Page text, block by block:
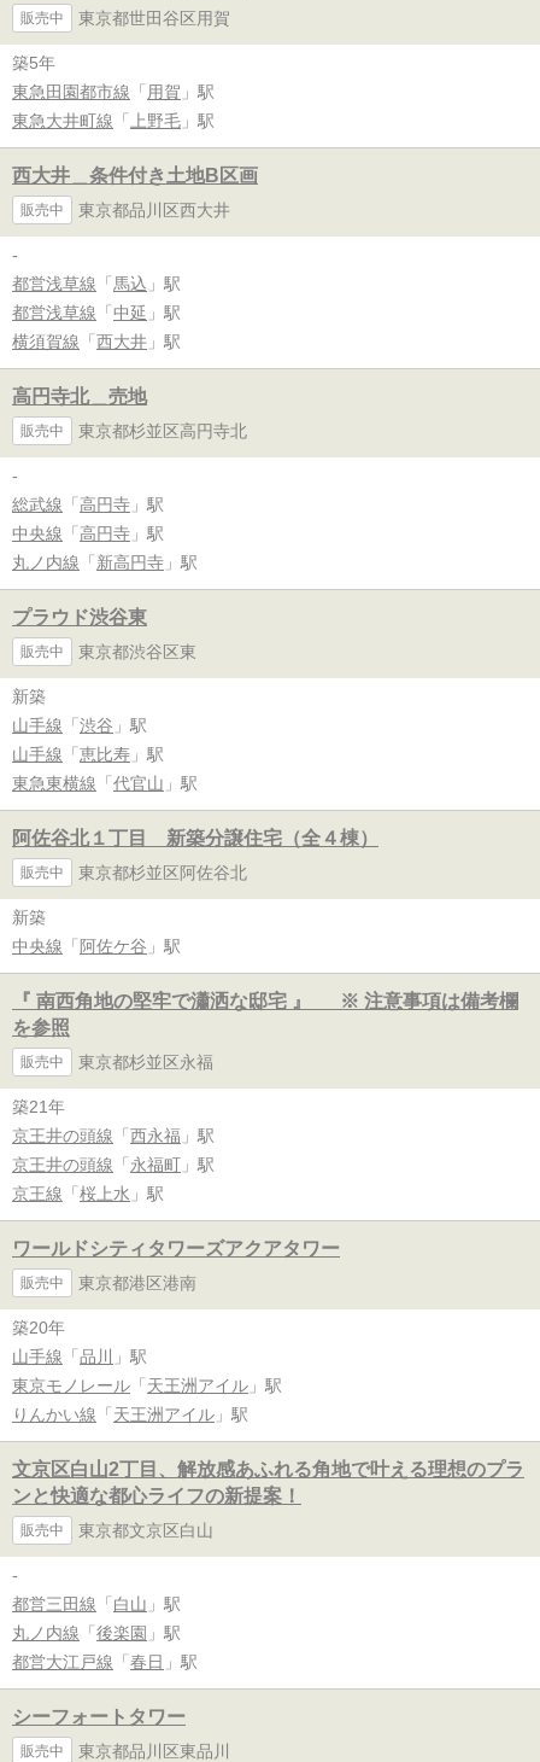
販売中 東京都世田谷区用賀
築5年
東急田園都市線 「 用賀 」駅
東急大井町線 「 上野毛 」駅
西大井＿条件付き土地B区画
販売中 東京都品川区西大井
-
都営浅草線 「 馬込 」駅
都営浅草線 「 中延 」駅
横須賀線 「 西大井 」駅
高円寺北＿売地
販売中 東京都杉並区高円寺北
-
総武線 「 高円寺 」駅
中央線 「 高円寺 」駅
丸ノ内線 「 新高円寺 」駅
プラウド渋谷東
販売中 東京都渋谷区東
新築
山手線 「 渋谷 」駅
山手線 「 恵比寿 」駅
東急東横線 「 代官山 」駅
阿佐谷北１丁目 新築分譲住宅（全４棟）
販売中 東京都杉並区阿佐谷北
新築
中央線 「 阿佐ケ谷 」駅
『 南西角地の堅牢で瀟洒な邸宅 』 ※ 注意事項は備考欄
を参照
販売中 東京都杉並区永福
築21年
京王井の頭線 「 西永福 」駅
京王井の頭線 「 永福町 」駅
京王線 「 桜上水 」駅
ワールドシティタワーズアクアタワー
販売中 東京都港区港南
築20年
山手線 「 品川
」駅
東京モノレール 「 天王洲アイル 」駅
りんかい線 「 天王洲アイル 」駅
文京区白山2丁目、解放感あふれる角地で叶える理想のプラ
ンと快適な都心ライフの新提案！
販売中 東京都文京区白山
-
都営三田線 「 白山 」駅
丸ノ内線 「 後楽園 」駅
都営大江戸線 「 春日 」駅
シーフォートタワー
販売中 東京都品川区東品川